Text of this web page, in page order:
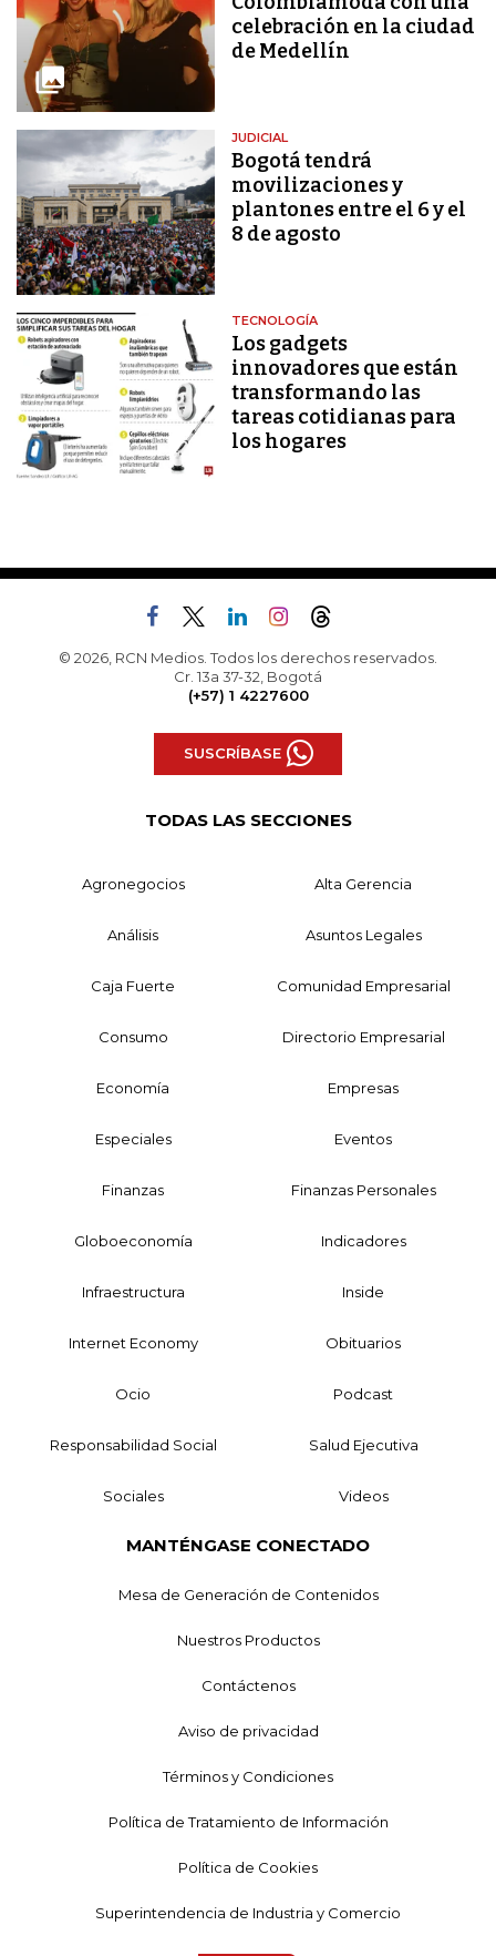
celebración en la ciudad
de Medellín
JUDICIAL
Bogotá tendrá
movilizaciones y
plantones entre el 6 y el
8 de agosto
TECNOLOGÍA
Los gadgets
innovadores que están
transformando las
tareas cotidianas para
los hogares
© 2026, RCN Medios. Todos los derechos reservados.
Cr. 13a 37-32, Bogotá
(+57) 1 4227600
SUSCRÍBASE
TODAS LAS SECCIONES
Agronegocios Alta Gerencia
Análisis Asuntos Legales
Caja Fuerte Comunidad Empresarial
Consumo Directorio Empresarial
Economía Empresas
Especiales Eventos
Finanzas Finanzas Personales
Globoeconomía Indicadores
Infraestructura Inside
Internet Economy Obituarios
Ocio Podcast
Responsabilidad Social Salud Ejecutiva
Sociales Videos
MANTÉNGASE CONECTADO
Mesa de Generación de Contenidos
Nuestros Productos
Contáctenos
Aviso de privacidad
Términos y Condiciones
Política de Tratamiento de Información
Política de Cookies
Superintendencia de Industria y Comercio